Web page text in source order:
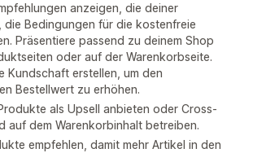
anzeigen, die deiner
die Bedingungen für die kostenfreie
Präsentiere passend zu deinem Shop
oder auf der Warenkorbseite.
Kundschaft erstellen, um den
Bestellwert zu erhöhen.
als Upsell anbieten oder Cross-
auf dem Warenkorbinhalt betreiben.
empfehlen, damit mehr Artikel in den